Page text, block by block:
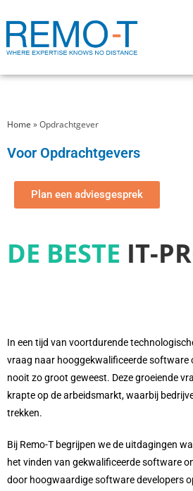
Home »Opdrachtgever
Voor Opdrachtgevers
Plan een adviesgesprek
DE BESTE IT-
In een tijd van voortdurende
vraag naar hooggekwalificeerde
nooit zo groot geweest. Deze groeiende
krapte op de arbeidsmarkt, waarbij
trekken.
Bij Remo-T begrijpen we de uitdagingen
het vinden van gekwalificeerde software
door hoogwaardige software developers